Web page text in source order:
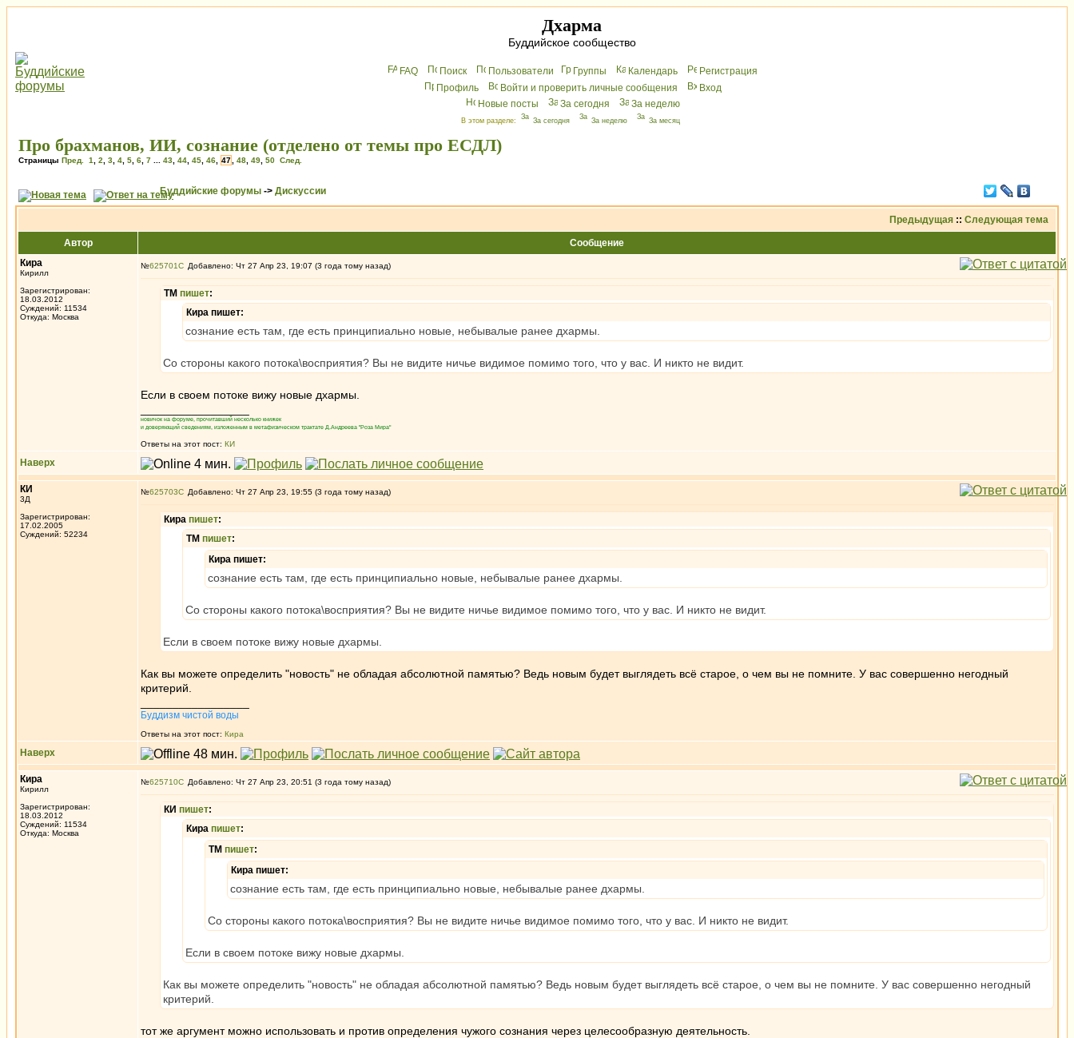
Дхарма
Буддийское сообщество
FAQ Поиск Пользователи Группы Календарь
Peгиcтрaция
Профиль
Войти и проверить личные сообщения
Вхoд
Новые посты
За сегодня За неделю
В этом разделе: За сегодня За неделю За месяц
Про брахманов, ИИ, сознание (отделено от темы про ЕСДЛ)
Страницы Пред. 1 2 3 4 5 6 7 43 44 45 46 47 48 49 50 След.
Буддийские форумы -> Дискуссии
Предыдущая :: Следующая тема
Автор
Сообщение
Кира
Кирилл
Зарегистрирован:
18.03.2012
Суждений: 11534
Откуда: Москва
№625701 Добавлено: Чт 27 Апр 23, 19:07 (3 года тому назад)
ТМ пишет:
Кира пишет:
сознание есть там, где есть принципиально новые, небывалые ранее дхармы.
Со стороны какого потока\восприятия? Вы не видите ничье видимое помимо того, что у вас. И никто не видит.
Если в своем потоке вижу новые дхармы.
новичок на форуме, прочитавший несколько книжек
и доверяющий сведениям, изложенным в метафизическом трактате Д.Андреева "Роза Мира"
Ответы на этот пост: КИ
Наверх
КИ
3Д
Зарегистрирован:
17.02.2005
Суждений: 52234
№625703 Добавлено: Чт 27 Апр 23, 19:55 (3 года тому назад)
Кира пишет:
ТМ пишет:
Кира пишет:
сознание есть там, где есть принципиально новые, небывалые ранее дхармы.
Со стороны какого потока\восприятия? Вы не видите ничье видимое помимо того, что у вас. И никто не видит.
Если в своем потоке вижу новые дхармы.
Как вы можете определить "новость" не обладая абсолютной памятью? Ведь новым будет выглядеть всё старое, о чем вы не помните. У вас совершенно негодный
критерий.
Буддизм чистой воды
Ответы на этот пост: Кира
Наверх
Кира
Кирилл
Зарегистрирован:
18.03.2012
Суждений: 11534
Откуда: Москва
№625710 Добавлено: Чт 27 Апр 23, 20:51 (3 года тому назад)
КИ пишет:
Кира пишет:
ТМ пишет:
Кира пишет:
сознание есть там, где есть принципиально новые, небывалые ранее дхармы.
Со стороны какого потока\восприятия? Вы не видите ничье видимое помимо того, что у вас. И никто не видит.
Если в своем потоке вижу новые дхармы.
Как вы можете определить "новость" не обладая абсолютной памятью? Ведь новым будет выглядеть всё старое, о чем вы не помните. У вас совершенно негодный
критерий.
тот же аргумент можно использовать и против определения чужого сознания через целесообразную деятельность.